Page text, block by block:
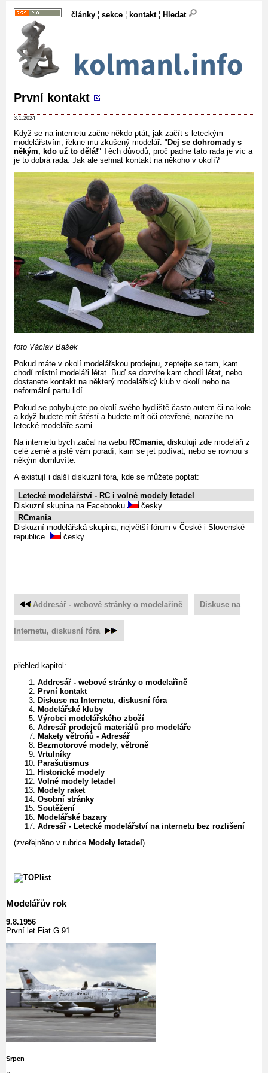
články ¦ sekce ¦ kontakt¦ Hledat
První kontakt
3.1.2024
Když se na internetu začne někdo ptát, jak začít s leteckým
modelářstvím, řekne mu zkušený modelář: " Dej se dohromady s
někým, kdo už to dělá!" Těch důvodů, proč padne tato rada je víc a
je to dobrá rada. Jak ale sehnat kontakt na někoho v okolí?
foto Václav Bašek
Pokud máte v okolí modelářskou prodejnu, zeptejte se tam, kam
chodí místní modeláři létat. Buď se dozvíte kam chodí létat, nebo
dostanete kontakt na některý modelářský klub v okolí nebo na
neformální partu lidí.
Pokud se pohybujete po okolí svého bydliště často autem či na kole
a když budete mít štěstí a budete mít oči otevřené, narazíte na
letecké modeláře sami.
Na internetu bych začal na webu RCmania , diskutují zde modeláři z
celé země a jistě vám poradí, kam se jet podívat, nebo se rovnou s
někým domluvíte.
A existují i další diskuzní fóra, kde se můžete poptat:
Letecké modelářství - RC i volné modely letadel
Diskuzní skupina na Facebooku
česky
RCmania
Diskuzní modelářská skupina, největší fórum v České i Slovenské
republice.
česky
Addresář - webové stránky o modelařině Diskuse na
Internetu, diskusní fóra
přehled kapitol:
Addresář - webové stránky o modelařině
První kontakt
Diskuse na Internetu, diskusní fóra
Modelářské kluby
Výrobci modelářského zboží
Adresář prodejců materiálů pro modeláře
Makety větroňů - Adresář
Bezmotorové modely, větroně
Vrtulníky
Parašutismus
Historické modely
Volné modely letadel
Modely raket
Osobní stránky
Soutěžení
Modelářské bazary
Adresář - Letecké modelářství na internetu bez rozlišení
(zveřejněno v rubrice Modely letadel )
Modelářův rok
9.8.1956
První let Fiat G.91.
Srpen